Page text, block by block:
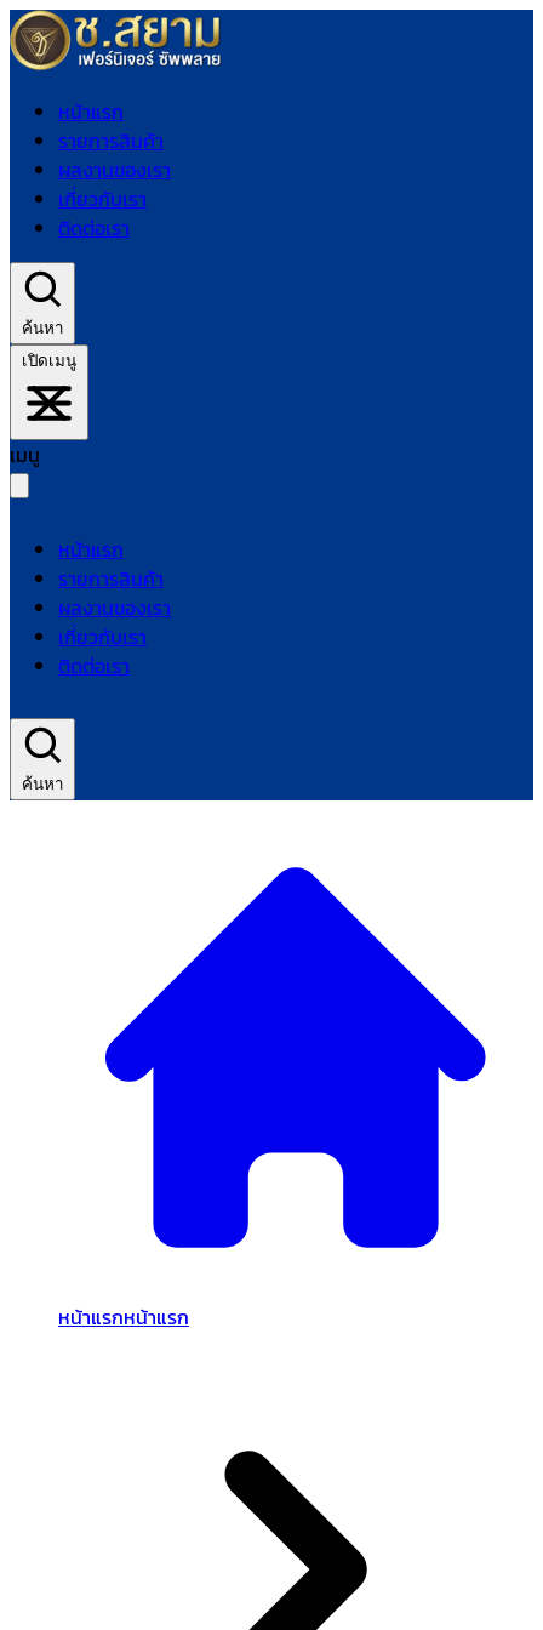
หน้าแรก
รายการสินค้า
ผลงานของเรา
เกี่ยวกับเรา
ติดต่อเรา
ค้นหา
เปิดเมนู
เมนู
หน้าแรก
รายการสินค้า
ผลงานของเรา
เกี่ยวกับเรา
ติดต่อเรา
ค้นหา
หน้าแรกหน้าแรก